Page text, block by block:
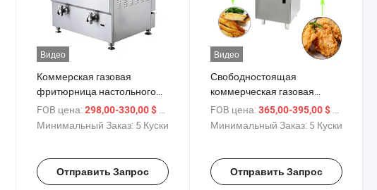
Видео
Коммерская газовая
фритюрница настольного
типа с двумя рангами и
верхней частью
FOB цена: 298,00-330,00 $ / шт.
Минимальный Заказ: 5 Куски
Отправить Запрос
Видео
Свободностоящая
коммерческая газовая
фритюрница с шкафом
FOB цена: 365,00-395,00 $ / шт.
Минимальный Заказ: 5 Куски
Отправить Запрос